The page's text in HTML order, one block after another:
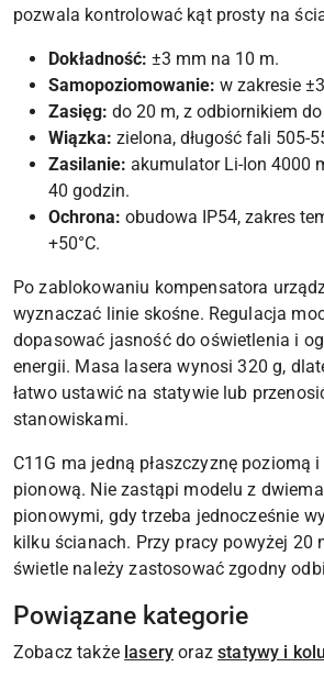
pozwala kontrolować kąt prosty na
Dokładność: ±3 mm na 10 m.
Samopoziomowanie: w zakresie
Zasięg: do 20 m, z odbiornikiem
Wiązka: zielona, długość fali 505-
Zasilanie: akumulator Li-Ion 4000
40 godzin.
Ochrona: obudowa IP54, zakres
+50°C.
Po zablokowaniu kompensatora
wyznaczać linie skośne. Regulacja
dopasować jasność do oświetlenia i
energii. Masa lasera wynosi 320 g,
łatwo ustawić na statywie lub
stanowiskami.
C11G ma jedną płaszczyznę poziomą
pionową. Nie zastąpi modelu z
pionowymi, gdy trzeba jednocześnie
kilku ścianach. Przy pracy powyżej 20
świetle należy zastosować zgodny
Powiązane kategorie
Zobacz także lasery orazstatywy i